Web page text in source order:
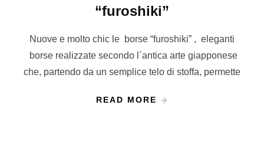
“furoshiki”
Nuove e molto chic le borse “furoshiki” , eleganti
borse realizzate secondo l´antica arte giapponese
che, partendo da un semplice telo di stoffa, permette
READ MORE